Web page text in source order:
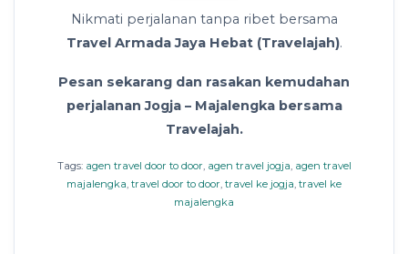
Nikmati perjalanan tanpa ribet bersama
Travel Armada Jaya Hebat (Travelajah).
Pesan sekarang dan rasakan kemudahan
perjalanan Jogja – Majalengka bersama
Travelajah.
Tags: agen travel door to door, agen travel jogja, agen travel
majalengka, travel door to door, travel ke jogja, travel ke
majalengka